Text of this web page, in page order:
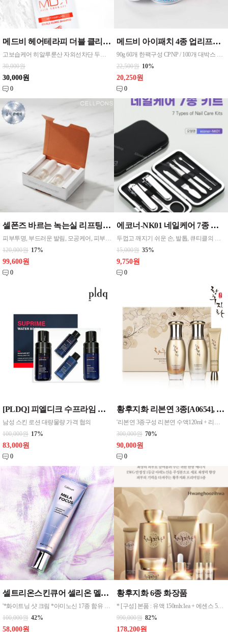
메드비 헤어테라피 더블 클리닉 샴푸 1개
고보습케어 히알루룬산 자외선차단 두피진정
30,000원
30,000원
0
메드비 아이패치 4종 업리프팅E.G.F.펩타이드하이드로겔, 리바이탈라이징히알루론산아쿠아하이드로겔 , 리페어불가리안로즈하이드로겔 , 디톡싱블랙티하이드로겔아이패치
90g 60개 한팩구성 CPNP / 100개 대박스 도매 대량구매환영- 문의 쿠독 - 국산
22,500원 10%
20,250원
0
셀폰즈 바르는 녹는실 리프팅 앰플 4주 4병 고래 펩타이드 FGF2 탄력 세럼 마스크
피부투명, 부드러운 발림, 모공케어, 피부탄력 페이스용, 팔자주름 원터치형 3.3ml(g) 촉촉함(수분공급), 흡수력 ,모든피부용, 복합, 지성
120,000원 17%
99,600원
0
에코너-NK01 네일케어 7종 키트 네일리무버 손톱깎이 / 1도 인쇄, 대량물량 협의해주세요
두껍고 깨지기 쉬운 손, 발톱, 큐티클의 지저분한, 손가시 및 각질 까끔하고 간편하게 집에서 관리받으세요 - 튼튼한 내구성 : 카본 소재와 스테인레스의 소재로 견고하게 제작되었습니다 - 편리한 휴대성 : 컴팩트한 사이즈 '①손톱 깎이 ②큐티클 깎이 ③미용 가위 ④손톱 파일 ⑤족집게 ⑥브이형 밀대 ⑦귀이개
15,000원 35%
9,750원
0
[PLDQ] 피엘디크 수프라임 워터 붐 4종세트(스킨+로션+여행용스킨+여행용로션), 화장품
남성 스킨 로션 대량물량 가격 협의
100,000원 17%
83,000원
0
황후지화 리본연 3종[A0654], 화장품
'리본연 3종구성 리본연 수액120ml + 리본연 유액120ml +리본연 아이크림30ml + 견본품 4종(수액 30ml*2ea+유액30ml*2ea)
300,000원 70%
90,000원
0
셀트리온스킨큐어 셀리온 멜라 포커스 루미너스 크림 30mlx3개, 화장품
'*화이트닝 샷 크림 *아미노신 17종 함유 *글루타틴온 x 비사보롤의 시너지로 맑은 피부케어
100,000원 42%
58,000원
황후지화 6종 화장품
* [구성] 본품 : 유액 150mlx1ea + 에센스 55mlx1ea + 크림 55mlx1ea + 진액 30mlx1ea + 아이크림 30mlx1ea + 한방팩 120mlx1ea / 증정품 : 에센스 30mlx1ea + 유액 30mlx1ea * [에센스] 55ml
990,000원 82%
178,200원